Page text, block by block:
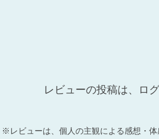
レビューの投稿は、ロ
※レビューは、個人の主観による感想・